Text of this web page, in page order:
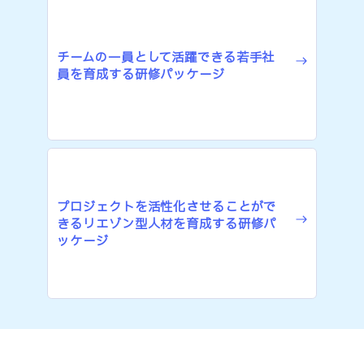
チームの一員として活躍できる若手社
員を育成する研修パッケージ
プロジェクトを活性化させることがで
きるリエゾン型人材を育成する研修パ
ッケージ